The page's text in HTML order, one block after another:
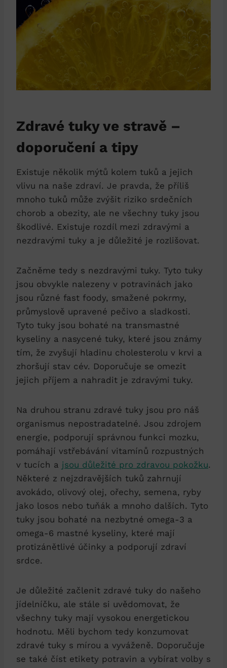
Zdravé tuky ve stravě –
doporučení a tipy
Existuje několik mýtů kolem tuků a jejich
vlivu na naše zdraví. Je pravda, že příliš
mnoho tuků může zvýšit riziko srdečních
chorob a obezity, ale ne všechny tuky jsou
škodlivé. Existuje rozdíl mezi zdravými a
nezdravými tuky a je důležité je rozlišovat.
Začněme tedy s nezdravými tuky. Tyto tuky
jsou obvykle nalezeny v potravinách jako
jsou různé fast foody, smažené pokrmy,
průmyslově upravené pečivo a sladkosti.
Tyto tuky jsou bohaté na transmastné
kyseliny a nasycené tuky, které jsou známy
tím, že zvyšují hladinu cholesterolu v krvi a
zhoršují stav cév. Doporučuje se omezit
jejich příjem a nahradit je zdravými tuky.
Na druhou stranu zdravé tuky jsou pro náš
organismus nepostradatelné. Jsou zdrojem
energie, podporují správnou funkci mozku,
pomáhají vstřebávání vitamínů rozpustných
v tucích a jsou důležité pro zdravou pokožku.
Některé z nejzdravějších tuků zahrnují
avokádo, olivový olej, ořechy, semena, ryby
jako losos nebo tuňák a mnoho dalších. Tyto
tuky jsou bohaté na nezbytné omega-3 a
omega-6 mastné kyseliny, které mají
protizánětlivé účinky a podporují zdraví
srdce.
Je důležité začlenit zdravé tuky do našeho
jídelníčku, ale stále si uvědomovat, že
všechny tuky mají vysokou energetickou
hodnotu. Měli bychom tedy konzumovat
zdravé tuky s mírou a vyváženě. Doporučuje
se také číst etikety potravin a vybírat volby s